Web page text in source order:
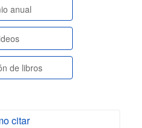
anual
de libros
citar